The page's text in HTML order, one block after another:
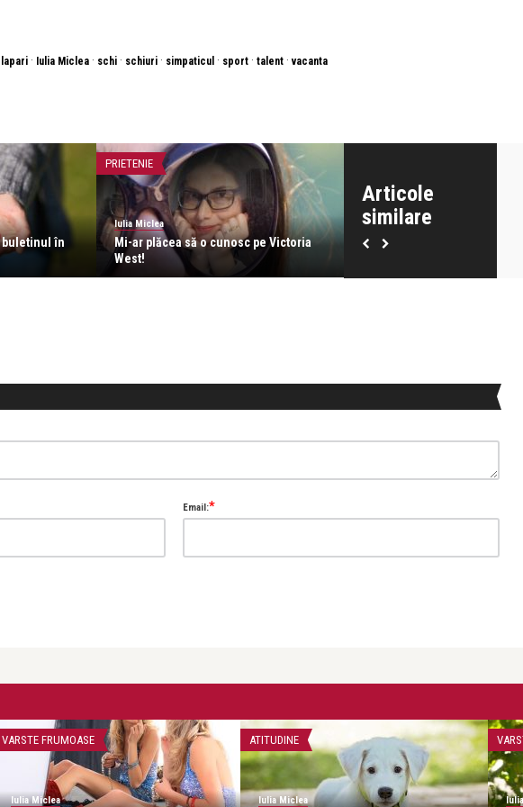
· Iulia Miclea · schi · schiuri · simpaticul · sport · talent ·vacanta
Articole
similare
buletinul în
PRIETENIE
Iulia Miclea
Mi-ar plăcea să o cunosc pe Victoria
West!
Iulia Miclea
Doar iubirea e ruptă din Rai,
Email:*
VARSTE FRUMOASE
Iulia Miclea
ATITUDINE
Iulia Miclea